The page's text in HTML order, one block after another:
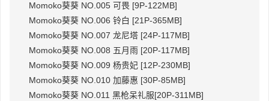
Momoko葵葵 NO.005 可畏 [9P-122MB]
Momoko葵葵 NO.006 铃白 [21P-365MB]
Momoko葵葵 NO.007 龙尼塔 [24P-117MB]
Momoko葵葵 NO.008 五月雨 [20P-117MB]
Momoko葵葵 NO.009 杨贵妃 [12P-230MB]
Momoko葵葵 NO.010 加藤惠 [30P-85MB]
Momoko葵葵 NO.011 黑枪呆礼服[20P-311MB]